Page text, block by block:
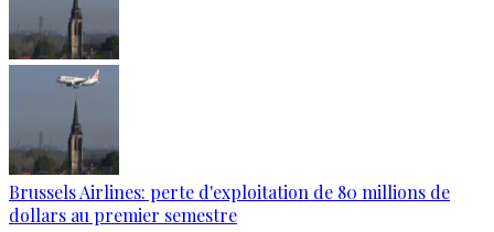
Brussels Airlines: perte d'exploitation de 80 millions de
dollars au premier semestre